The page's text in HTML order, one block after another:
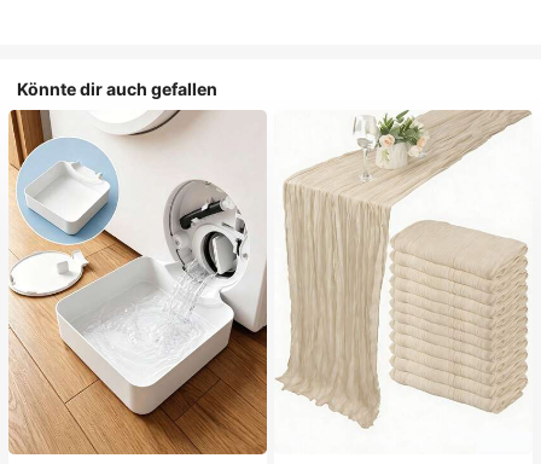
Könnte dir auch gefallen